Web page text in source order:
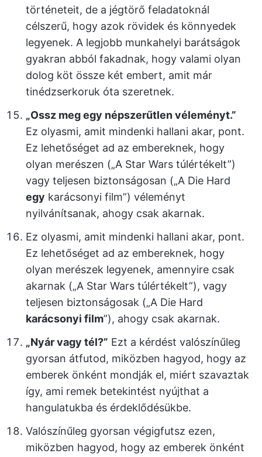
történeteit, de a jégtörő feladatoknál
célszerű, hogy azok rövidek és könnyedek
legyenek. A legjobb munkahelyi barátságok
gyakran abból fakadnak, hogy valami olyan
dolog köt össze két embert, amit már
tinédzserkoruk óta szeretnek.
„Ossz meg egy népszerűtlen véleményt.”
Ez olyasmi, amit mindenki hallani akar, pont.
Ez lehetőséget ad az embereknek, hogy
olyan merészen („A Star Wars túlértékelt”)
vagy teljesen biztonságosan („A Die Hard
egy karácsonyi film”) véleményt
nyilvánítsanak, ahogy csak akarnak.
Ez olyasmi, amit mindenki hallani akar, pont.
Ez lehetőséget ad az embereknek, hogy
olyan merészek legyenek, amennyire csak
akarnak („A Star Wars túlértékelt”), vagy
teljesen biztonságosak („A Die Hard
karácsonyi film”), ahogy csak akarnak.
„Nyár vagy tél?” Ezt a kérdést valószínűleg
gyorsan átfutod, miközben hagyod, hogy az
emberek önként mondják el, miért szavaztak
így, ami remek betekintést nyújthat a
hangulatukba és érdeklődésükbe.
Valószínűleg gyorsan végigfutsz ezen,
miközben hagyod, hogy az emberek önként